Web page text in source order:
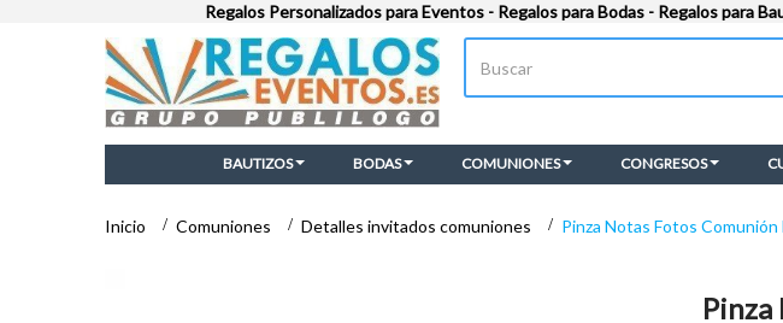
Regalos Personalizados para Eventos - Regalos para Bodas - Regalos para
BAUTIZOS BODAS COMUNIONES CONGRESOS
Inicio > Comuniones > Detalles invitados comuniones > Pinza Notas Fotos Comunión
Pinza